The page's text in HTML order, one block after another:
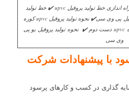
خط تولید پروفیل Upvc ✔️ هزینه راه اندازی خط تولید پروفیل upvc ✔️ خط تولید
پروفیل درب و پنجره✔️ تولید پروفیل پی وی سی✔️ نحوه تولید پروفیل upvc کوره
خم پروفیل upvc ✔️ قیمت دستگاه upvc دست دوم ✔️ نحوه تولید پروفیل یو پی
وی سی
با پیشنهادات شرکت
گذاری در کسب و کارهای پرسود